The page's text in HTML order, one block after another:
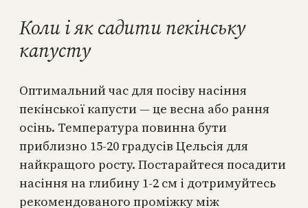
Коли і як садити пекінську
капусту
Оптимальний час для посіву насіння
пекінської капусти — це весна або рання
осінь. Температура повинна бути
приблизно 15-20 градусів Цельсія для
найкращого росту. Постарайтеся посадити
насіння на глибину 1-2 см і дотримуйтесь
рекомендованого проміжку між